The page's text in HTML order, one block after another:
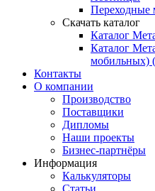
Переходные
Скачать каталог
Каталог
Каталог
мобильных)
Контакты
О компании
Производство
Поставщики
Дипломы
Наши проекты
Бизнес-партнёры
Информация
Калькуляторы
Статьи